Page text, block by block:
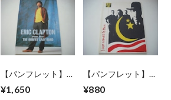
【パンフレット】
ERIC CLAPTON /
1987 JAPAN TOUR
¥1,650
【パンフレット】
U2 / LOVE COMES
TO TOWN TOUR
¥880